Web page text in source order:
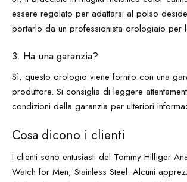
essere regolato per adattarsi al polso
portarlo da un professionista orologiaio per
3. Ha una garanzia?
Sì, questo orologio viene fornito con una
produttore. Si consiglia di leggere
condizioni della garanzia per ulteriori
Cosa dicono i clienti
I clienti sono entusiasti del Tommy Hilfiger
Watch for Men, Stainless Steel. Alcuni